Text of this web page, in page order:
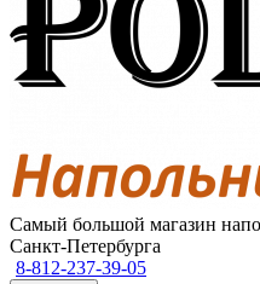
Самый большой магазин
Санкт-Петербурга
8-812-237-39-05